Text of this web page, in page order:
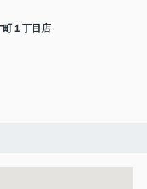
町１丁目店